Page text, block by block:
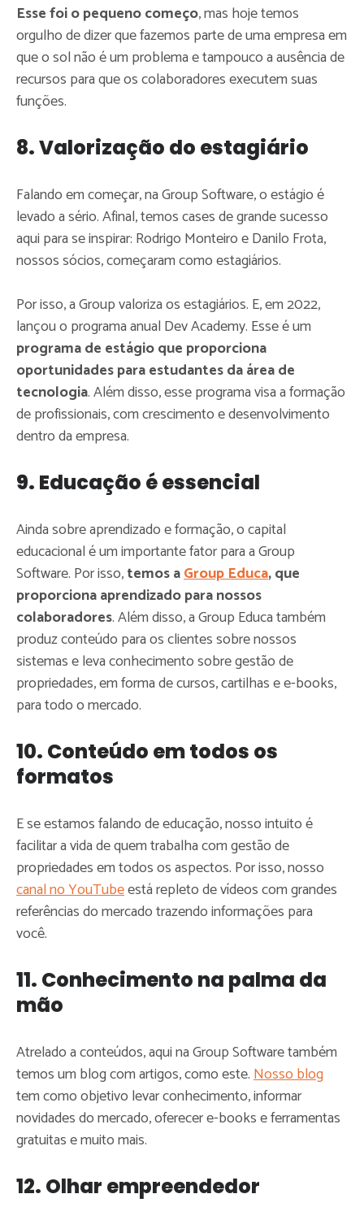
Esse foi o pequeno começo, mas hoje temos
orgulho de dizer que fazemos parte de uma empresa em
que o sol não é um problema e tampouco a ausência de
recursos para que os colaboradores executem suas
funções.
8. Valorização do estagiário
Falando em começar, na Group Software, o estágio é
levado a sério. Afinal, temos cases de grande sucesso
aqui para se inspirar: Rodrigo Monteiro e Danilo Frota,
nossos sócios, começaram como estagiários.
Por isso, a Group valoriza os estagiários. E, em 2022,
lançou o programa anual Dev Academy. Esse é um
programa de estágio que proporciona
oportunidades para estudantes da área de
tecnologia. Além disso, esse programa visa a formação
de profissionais, com crescimento e desenvolvimento
dentro da empresa.
9. Educação é essencial
Ainda sobre aprendizado e formação, o capital
educacional é um importante fator para a Group
Software. Por isso,temos aGroup Educa, que
proporciona aprendizado para nossos
colaboradores. Além disso, a Group Educa também
produz conteúdo para os clientes sobre nossos
sistemas e leva conhecimento sobre gestão de
propriedades, em forma de cursos, cartilhas e e-books,
para todo o mercado.
10. Conteúdo em todos os
formatos
E se estamos falando de educação, nosso intuito é
facilitar a vida de quem trabalha com gestão de
propriedades em todos os aspectos. Por isso, nosso
canal no YouTubeestá repleto de vídeos com grandes
referências do mercado trazendo informações para
você.
11. Conhecimento na palma da
mão
Atrelado a conteúdos, aqui na Group Software também
temos um blog com artigos, como este.Nosso blog
tem como objetivo levar conhecimento, informar
novidades do mercado, oferecer e-books e ferramentas
gratuitas e muito mais.
12. Olhar empreendedor